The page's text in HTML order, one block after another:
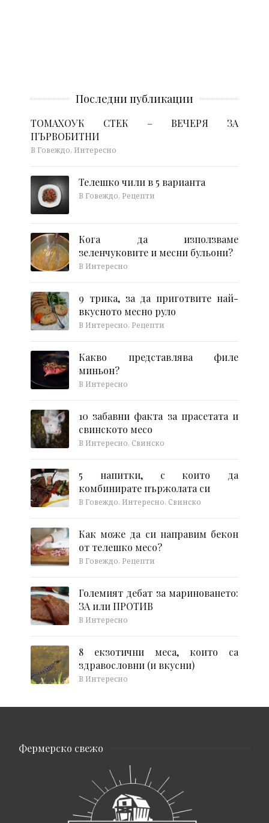
Последни публикации
ТОМАХОУК СТЕК – ВЕЧЕРЯ ЗА
ПЪРВОБИТНИ
В Говеждо, Интересно
Телешко чили в 5 варианта
В Говеждо, Рецепти
Кога да използваме
зеленчуковите и месни бульони?
В Интересно
9 трика, за да приготвите най-
вкусното месно руло
В Интересно, Рецепти
Какво представлява филе
миньон?
В Интересно
10 забавни факта за прасетата и
свинското месо
В Интересно, Свинско
5 напитки, с които да
комбинирате пържолата си
В Говеждо, Интересно, Свинско
Как може да си направим бекон
от телешко месо?
В Говеждо, Рецепти
Големият дебат за мариноването:
ЗА или ПРОТИВ
В Интересно
8 екзотични меса, които са
здравословни (и вкусни)
В Интересно
Фермерско свежо